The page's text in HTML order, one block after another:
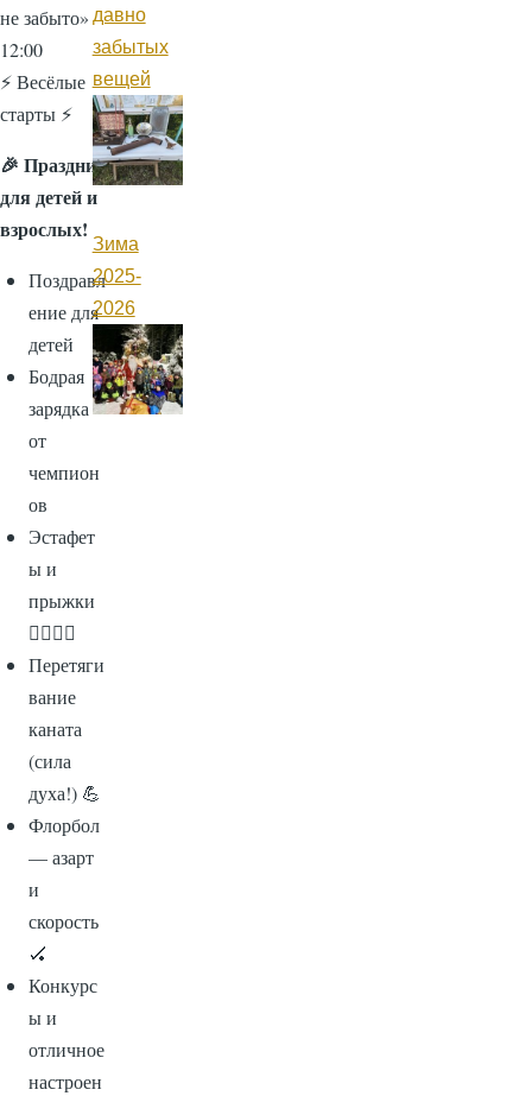
не забыто»
12:00
⚡ Весёлые
старты ⚡
🎉 Праздник
для детей и
взрослых!
Поздравл
ение для
детей
Бодрая
зарядка
от
чемпион
ов
Эстафет
ы и
прыжки
🏃‍♂️🏃‍♀️
Перетяги
вание
каната
(сила
духа!) 💪
Флорбол
— азарт
и
скорость
🏑
Конкурс
ы и
отличное
настроен
давно
забытых
вещей
Зима
2025-
2026